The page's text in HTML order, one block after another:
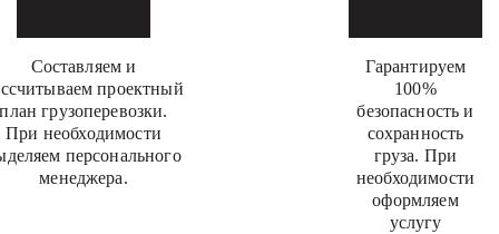
Составляем и
проектный
план грузоперевозки.
При необходимости
персонального
менеджера.
Гарантируем
100%
безопасность и
сохранность
груза. При
необходимости
оформляем
услугу